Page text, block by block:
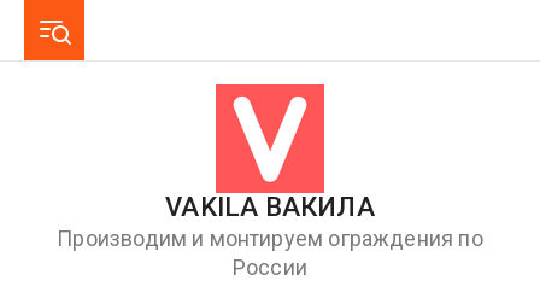
VAKILA ВАКИЛА
Производим и монтируем ограждения по
России